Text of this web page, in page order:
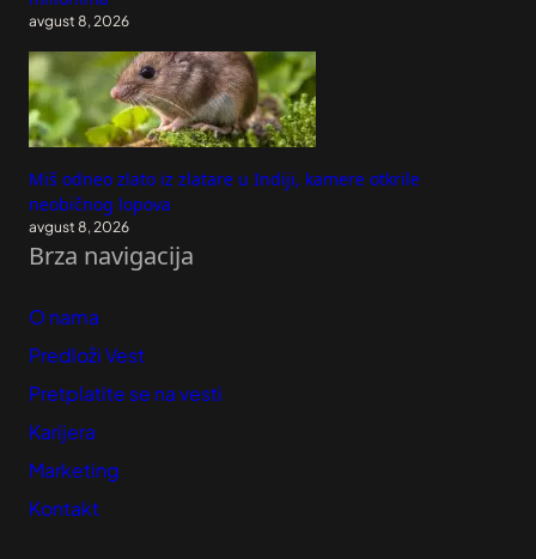
avgust 8, 2026
Miš odneo zlato iz zlatare u Indiji, kamere otkrile
neobičnog lopova
avgust 8, 2026
Brza navigacija
O nama
Predloži Vest
Pretplatite se na vesti
Karijera
Marketing
Kontakt